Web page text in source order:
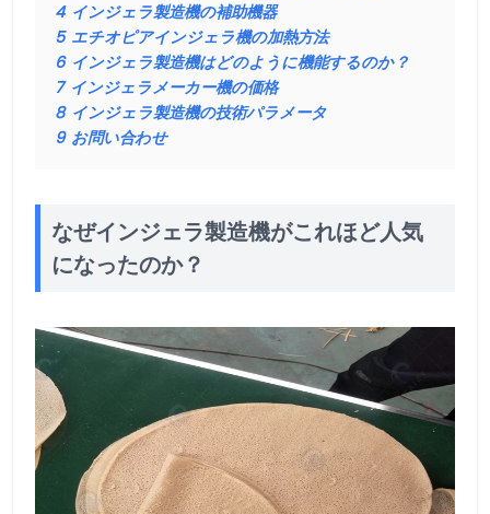
4 インジェラ製造機の補助機器
5 エチオピアインジェラ機の加熱方法
6 インジェラ製造機はどのように機能するのか？
7 インジェラメーカー機の価格
8 インジェラ製造機の技術パラメータ
9 お問い合わせ
なぜインジェラ製造機がこれほど人気
になったのか？